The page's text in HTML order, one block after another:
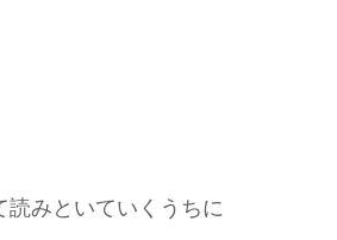
読みといていくうちに